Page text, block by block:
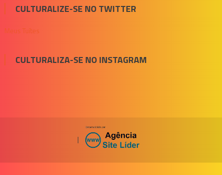
CULTURALIZE-SE NO TWITTER
Meus Tuítes
CULTURALIZA-SE NO INSTAGRAM
|